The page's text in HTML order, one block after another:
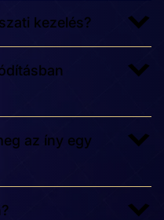
kezelés?
az íny egy